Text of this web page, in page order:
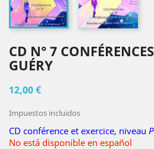
CD N° 7
GUÉRY
12,00 €
Impuestos incluidos
CD conférence et exercice, niveau
No está disponible en español